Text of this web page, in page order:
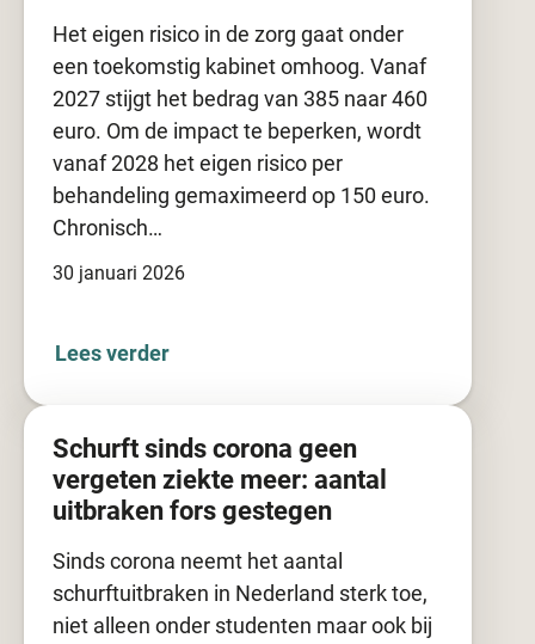
30 januari 2026
Het eigen risico in de zorg gaat onder
een toekomstig kabinet omhoog. Vanaf
2027 stijgt het bedrag van 385 naar 460
euro. Om de impact te beperken, wordt
vanaf 2028 het eigen risico per
behandeling gemaximeerd op 150 euro.
Chronisch…
Lees verder
Schurft sinds corona geen
vergeten ziekte meer: aantal
uitbraken fors gestegen
Sinds corona neemt het aantal
schurftuitbraken in Nederland sterk toe,
niet alleen onder studenten maar ook bij